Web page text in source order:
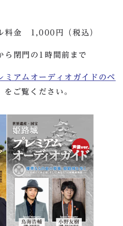
料金 1,000円（税込）
閉門の1時間前まで
ミアムオーディオガイドのペ
」をご覧ください。